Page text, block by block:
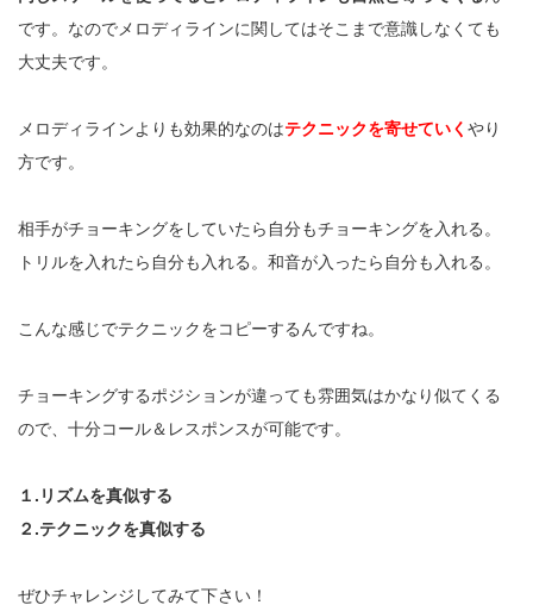
です。なのでメロディラインに関してはそこまで意識しなくても
大丈夫です。
メロディラインよりも効果的なのはテクニックを寄せていく やり
方です。
相手がチョーキングをしていたら自分もチョーキングを入れる。
トリルを入れたら自分も入れる。和音が入ったら自分も入れる。
こんな感じでテクニックをコピーするんですね。
チョーキングするポジションが違っても雰囲気はかなり似てくる
ので、十分コール＆レスポンスが可能です。
１.リズムを真似する
２.テクニックを真似する
ぜひチャレンジしてみて下さい！